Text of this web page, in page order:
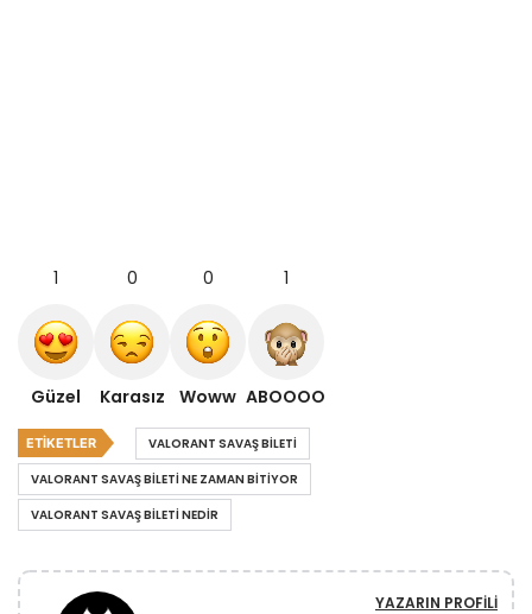
1
Güzel
0
Karasız
0
Woww
1
ABOOOO
ETIKETLER
VALORANT SAVAŞ BILETI
VALORANT SAVAŞ BILETI NE ZAMAN BITIYOR
VALORANT SAVAŞ BILETI NEDIR
YAZARIN PROFILI